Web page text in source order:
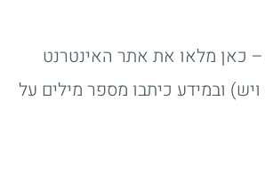
נעבור לצעד 3 – כאן מלאו את אתר האינטרנט
ובמידע כיתבו מספר מילים על